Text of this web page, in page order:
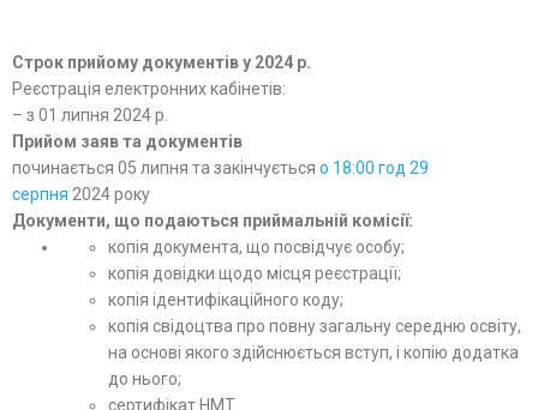
Строк прийому документів у 2024 р.
Реєстрація електронних кабінетів:
– з 01 липня 2024 р.
Прийом заяв та документів
починається 05 липня та закінчується о 18:00 год 29
серпня 2024 року
Документи, що подаються приймальній комісії:
копія документа, що посвідчує особу;
копія довідки щодо місця реєстрації;
копія ідентифікаційного коду;
копія свідоцтва про повну загальну середню освіту,
на основі якого здійснюється вступ, і копію додатка
до нього;
сертифікат НМТ